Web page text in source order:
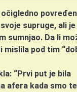
povređen
supruge, ali
sumnjao. Da li
mislila pod tim
“Prvi put je bila
afera kada smo